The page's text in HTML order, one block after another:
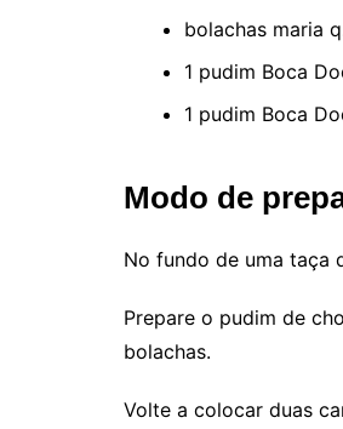
bolachas maria
1 pudim Boca
1 pudim Boca
Modo de
No fundo de uma taça
Prepare o pudim de
bolachas.
Volte a colocar duas